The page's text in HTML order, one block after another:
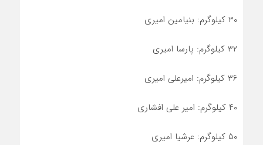
۳۰ کیلوگرم: بنیامین امیری
۳۲ کیلوگرم: پارسا امیری
۳۶ کیلوگرم: امیرعلی امیری
۴۰ کیلوگرم: امیر علی افشاری
۵۰ کیلوگرم: عرشیا امیری